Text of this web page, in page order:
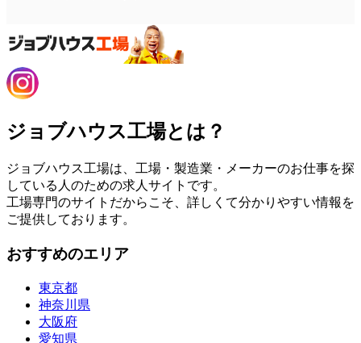
ジョブハウス工場とは？
ジョブハウス工場は、工場・製造業・メーカーのお仕事を探
している人のための求人サイトです。
工場専門のサイトだからこそ、詳しくて分かりやすい情報を
ご提供しております。
おすすめのエリア
東京都
神奈川県
大阪府
愛知県